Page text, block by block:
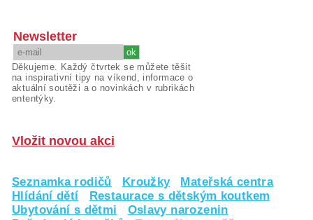
Newsletter
Děkujeme. Každý čtvrtek se můžete těšit
na inspirativní tipy na víkend, informace o
aktuální soutěži a o novinkách v rubrikách
ententýky.
Vložit novou akci
Seznamka rodičů Kroužky
Mateřská centra
Hlídání dětí
Restaurace s dětským koutkem
Ubytování s dětmi
Oslavy narozenin